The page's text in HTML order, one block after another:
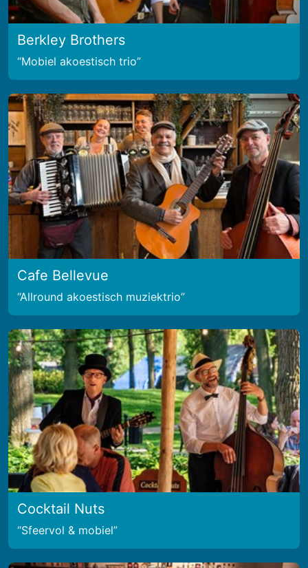
Berkley Brothers
Mobiel akoestisch trio
Cafe Bellevue
Allround akoestisch muziektrio
Cocktail Nuts
Sfeervol & mobiel